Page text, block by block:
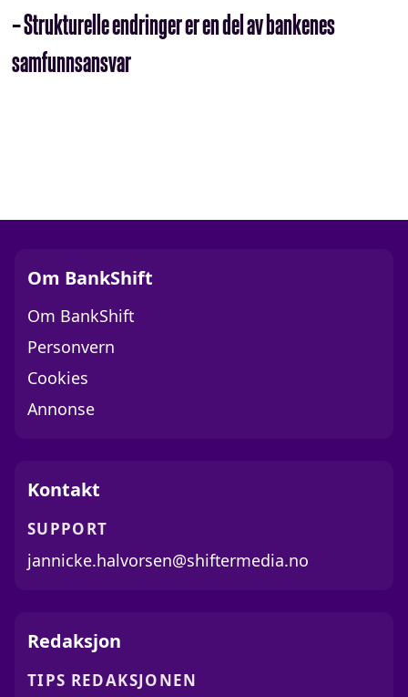
– Strukturelle endringer er en del av bankenes
samfunnsansvar
Om BankShift
Om BankShift
Personvern
Cookies
Annonse
Kontakt
SUPPORT
jannicke.halvorsen@shiftermedia.no
Redaksjon
TIPS REDAKSJONEN